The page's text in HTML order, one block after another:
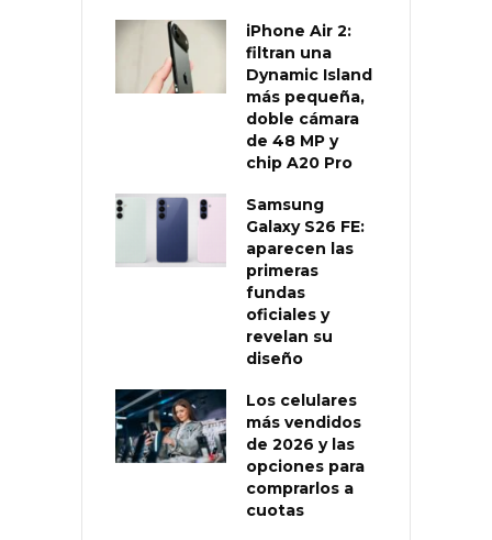
iPhone Air 2:
filtran una
Dynamic Island
más pequeña,
doble cámara
de 48 MP y
chip A20 Pro
Samsung
Galaxy S26 FE:
aparecen las
primeras
fundas
oficiales y
revelan su
diseño
Los celulares
más vendidos
de 2026 y las
opciones para
comprarlos a
cuotas